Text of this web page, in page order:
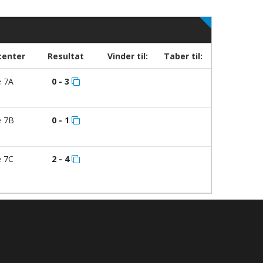
Resultat Vinder til: Taber til:
7A 0 - 3
7B 0 - 1
7C 2 - 4